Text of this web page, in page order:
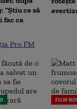
“Știu ce să
fac ca
Pro FM
FILM